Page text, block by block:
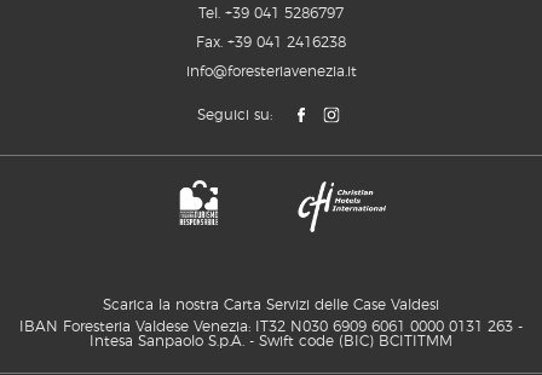
Tel. +39 041 5286797
Fax. +39 041 2416238
info@foresteriavenezia.it
Seguici su:
Scarica la nostra Carta Servizi delle Case Valdesi
IBAN Foresteria Valdese Venezia: IT32 N030 6909 6061 0000 0131 263 -
Intesa Sanpaolo S.p.A. - Swift code (BIC) BCITITMM